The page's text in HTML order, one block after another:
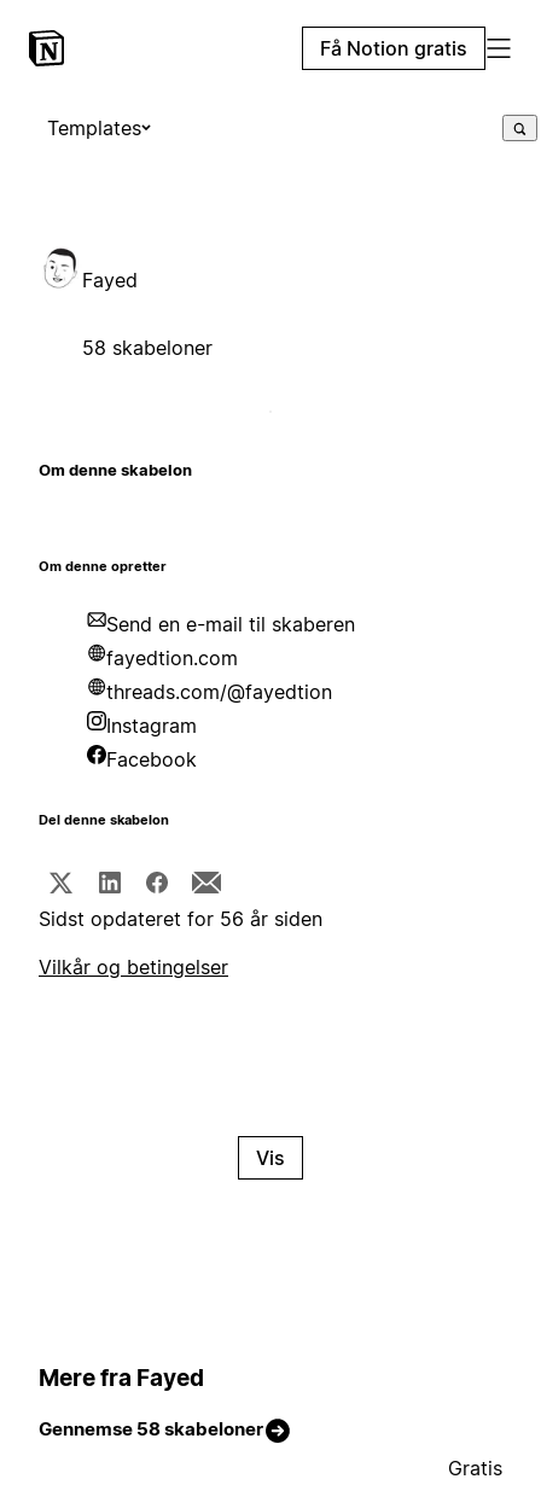
Få Notion gratis
Templates
Fayed
58 skabeloner
Om denne skabelon
Om denne opretter
Send en e-mail til skaberen
fayedtion.com
threads.com/@fayedtion
Instagram
Facebook
Del denne skabelon
Sidst opdateret for 56 år siden
Vilkår og betingelser
Vis
Mere fra Fayed
Gennemse 58 skabeloner
Gratis